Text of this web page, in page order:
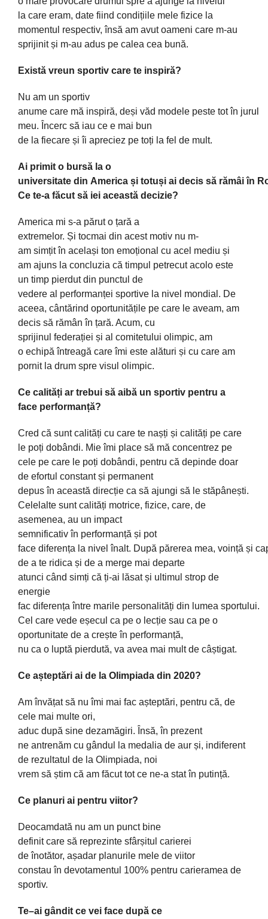
la care eram, date fiind condițiile mele fizice la
momentul respectiv,însă am avut oameni care m-au
sprijinitși m-au adus pe calea cea bună.
Există vreun sportiv care te inspiră?
Nu am un sportiv
anume care mă inspiră, deși văd modele peste tot în jurul
meu. Încerc să iau ce e mai bun
de la fiecare și îi apreciez pe toți la fel de mult.
Ai primit o bursă la o
universitate din America și totuși ai decis să rămâi în
Ce te-a făcut să iei această decizie?
America mi s-a păruto țară a
extremelor. Și tocmai din acest motiv nu m-
am simțit în același ton emoțional cu acel mediu și
am ajuns la concluzia că timpul petrecut acolo este
un timp pierdut din punctul de
vedere al performanței sportive la nivel mondial. De
aceea, cântărind oportunitățile pe care le aveam, am
decis să rămân în țară. Acum, cu
sprijinul federației și al comitetului olimpic, am
o echipă întreagă careîmi este alături și cu care am
pornit la drum spre visul olimpic.
Ce calități ar trebui să aibă un sportiv pentru a
face performanță?
Cred că sunt calități cu care te nașți și calități pe care
le poți dobândi. Mieîmi place să mă concentrez pe
cele pe care le poți dobândi, pentru că depinde doar
de efortul constantși permanent
depusîn această direcție ca să ajungi să le stăpânești.
Celelalte suntcalități motrice, fizice, care, de
asemenea, au un impact
semnificativîn performanță și pot
face diferența la nivelînalt. După părerea mea, voință și
de a te ridica și de a merge mai departe
atunci când simți că ți-ai lăsat și ultimul strop de
energie
fac diferența între marile personalități din lumea sportului.
Cel care vede eșecul ca pe o lecție sau ca pe o
oportunitate de a crește în performanță,
nu ca o luptă pierdută, va avea mai multde câștigat.
Ce așteptări ai de la Olimpiada din 2020?
Amînvățat să nuîmi mai fac așteptări, pentru că, de
cele mai multe ori,
aduc după sine dezamăgiri. Însă,în prezent
ne antrenăm cu gândul la medalia de aur și, indiferent
de rezultatul de la Olimpiada, noi
vrem să știm că am făcut totce ne-a stat în putință.
Ce planuri ai pentru viitor?
Deocamdată nu am un punct bine
definitcare să reprezinte sfârșitul carierei
deînotător, așadar planurile mele de viitor
constauîn devotamentul 100% pentru carieramea de
sportiv.
Te–ai gândit ce vei face după ce